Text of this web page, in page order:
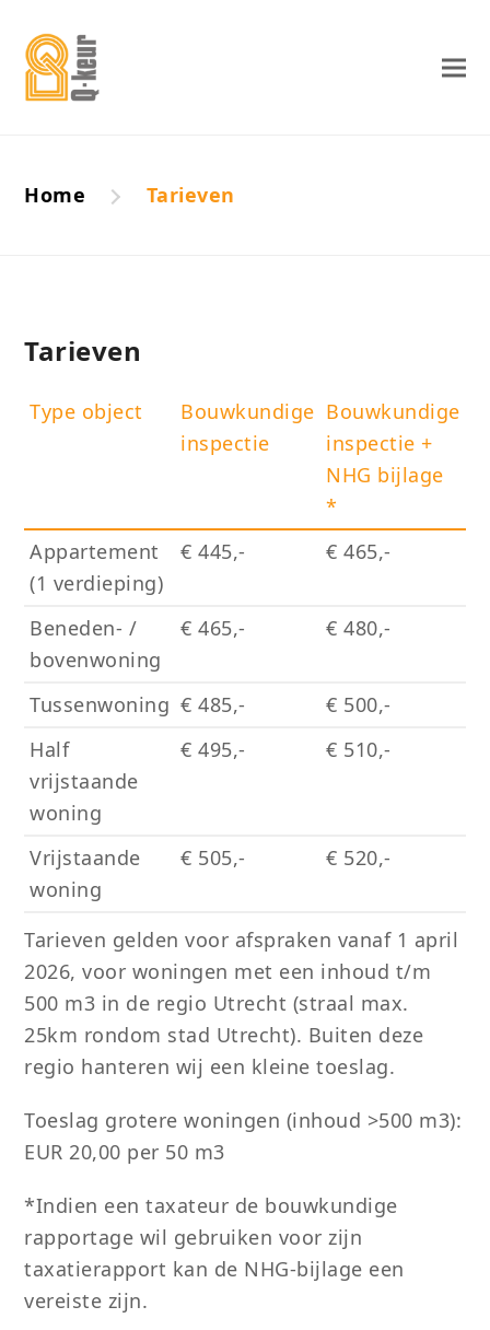
Home Tarieven
Tarieven
Type object
Bouwkundige
inspectie
Bouwkundige
inspectie +
NHG bijlage
*
Appartement
(1 verdieping)
€ 445,- € 465,-
Beneden- /
bovenwoning
€ 465,- € 480,-
Tussenwoning € 485,-
€ 500,-
Half
vrijstaande
woning
€ 495,- € 510,-
Vrijstaande
woning
€ 505,- € 520,-
Tarieven gelden voor afspraken vanaf 1 april
2026, voor woningen met een inhoud t/m
500 m3 in de regio Utrecht (straal max.
25km rondom stad Utrecht). Buiten deze
regio hanteren wij een kleine toeslag.
Toeslag grotere woningen (inhoud >500 m3):
EUR 20,00 per 50 m3
*Indien een taxateur de bouwkundige
rapportage wil gebruiken voor zijn
taxatierapport kan de NHG-bijlage een
vereiste zijn.